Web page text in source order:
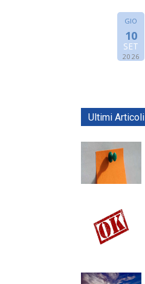
GIO
10
SET
2026
Ultimi Articoli